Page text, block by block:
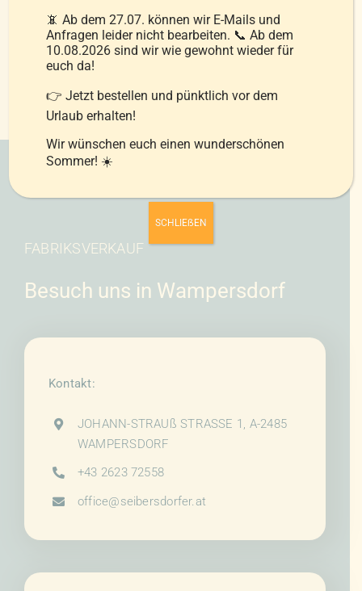
Daunendecke kaufen?
FABRIKSVERKAUF
Besuch uns in Wampersdorf
Kontakt:
JOHANN-STRAUß STRASSE 1, A-2485
WAMPERSDORF
+43 2623 72558
office@seibersdorfer.at
📵 Ab dem 27.07. können wir E-Mails und
Anfragen leider nicht bearbeiten. 📞 Ab dem
10.08.2026 sind wir wie gewohnt wieder für
euch da!
👉 Jetzt bestellen und pünktlich vor dem
Urlaub erhalten!
Wir wünschen euch einen wunderschönen
Sommer! ☀️
SCHLIEẞEN